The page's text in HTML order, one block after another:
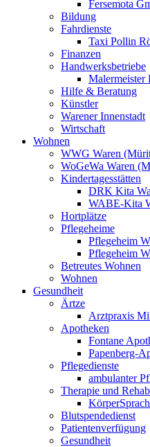
Fersemota
Bildung
Fahrdienste
Taxi Pollin
Finanzen
Handwerksbetriebe
Malermeister
Hilfe & Beratung
Künstler
Warener Innenstadt
Wirtschaft
Wohnen
WWG Waren
WoGeWa Waren
Kindertagesstätten
DRK Kita
WABE-Kita
Hortplätze
Pflegeheime
Pflegeheim
Pflegeheim
Betreutes Wohnen
Wohnen
Gesundheit
Ärtze
Arztpraxis
Apotheken
Fontane
Papenberg-
Pflegedienste
ambulanter
Therapie und
Blutspendedienst
Patientenverfügung
Gesundheit